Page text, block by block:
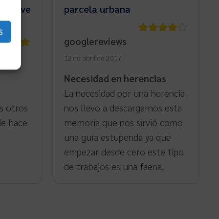
nave
de 5
otros
hace
parcela urbana
googlereviews
12 de abril de 2017
Necesidad en herencias
La necesidad por una herencia
nos llevo a descargarnos esta
memoria que nos sirvió como
una guía estupenda ya que
empezar desde cero este tipo
de trabajos es una faena.